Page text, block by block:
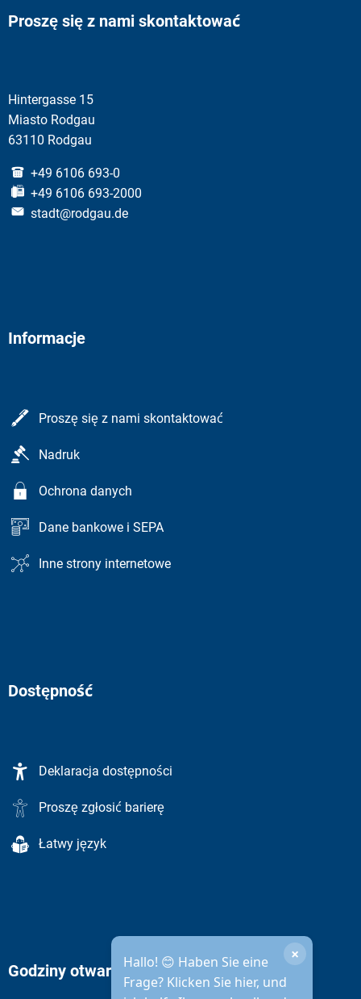
Proszę się z nami skontaktować
Hintergasse 15
Miasto Rodgau
63110 Rodgau
+49 6106 693-0
+49 6106 693-2000
stadt@rodgau.de
Informacje
Proszę się z nami skontaktować
Nadruk
Ochrona danych
Dane bankowe i SEPA
Inne strony internetowe
Dostępność
Deklaracja dostępności
Proszę zgłosić barierę
Łatwy język
Hallo! 😊 Haben Sie eine
Frage? Klicken Sie hier, und
×
Godziny otwarcia administracji miejskiej